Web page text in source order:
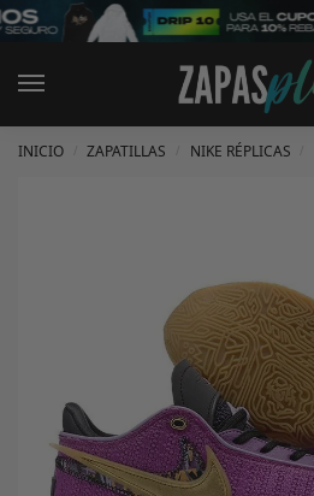
INICIO ZAPATILLAS NIKE RÉPLICAS